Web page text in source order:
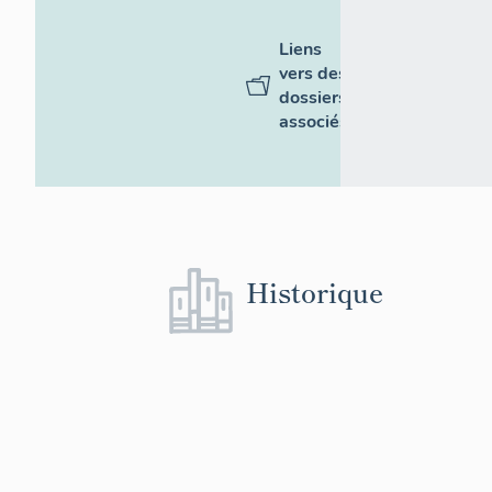
Liens
vers des
dossiers
associés
Historique